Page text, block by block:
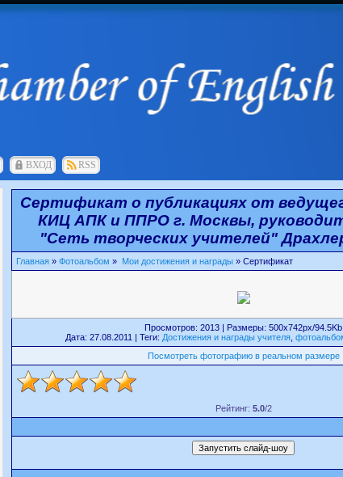
ВХОД RSS
Сертификат о публикациях от
КИЦ АПК и ППРО г. Москвы,
"Сеть творческих учителей"
Главная » Фотоальбом » Мои достижения и награды » Сертификат
Просмотров: 2013 | Размеры: 500x742px/94.5Kb
Дата: 27.08.2011 | Теги: Достижения и награды учителя,
Посмотреть фотографию в реальном размере
Рейтинг: 5.0/2